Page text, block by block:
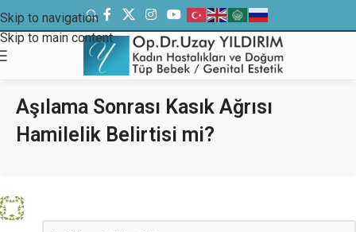
Skip to navigation
Skip to main content
Aşılama Sonrası Kasık Ağrısı
Hamilelik Belirtisi mi?